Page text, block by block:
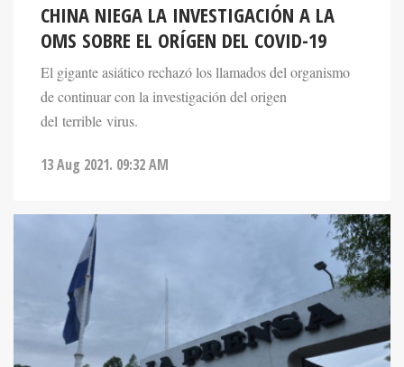
CHINA NIEGA LA INVESTIGACIÓN A LA
OMS SOBRE EL ORÍGEN DEL COVID-19
El gigante asiático rechazó los llamados del organismo
de continuar con la investigación del origen
del terrible virus.
13 Aug 2021. 09:32 AM